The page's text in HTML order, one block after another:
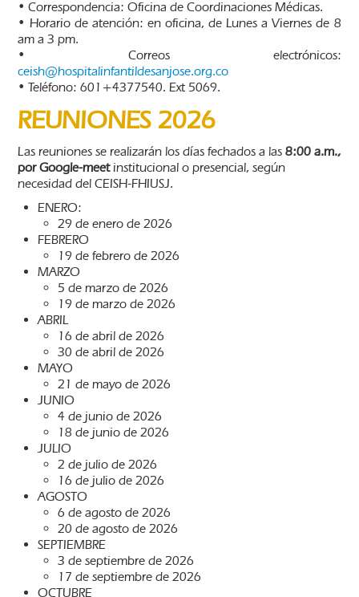
• Correspondencia: Oficina de Coordinaciones Médicas.
• Horario de atención: en oficina, de Lunes a Viernes de 8
am a 3 pm.
• Correos electrónicos:
ceish@hospitalinfantildesanjose.org.co
• Teléfono: 601+4377540. Ext 5069.
REUNIONES 2026
Las reuniones se realizarán los días fechados a las 8:00 a.m.,
por Google-meetinstitucional o presencial, según
necesidad del CEISH-FHIUSJ.
ENERO:
29 de enero de 2026
FEBRERO
19 de febrero de 2026
MARZO
5 de marzo de 2026
19 de marzo de 2026
ABRIL
16 de abril de 2026
30 de abril de 2026
MAYO
21 de mayo de 2026
JUNIO
4 de junio de 2026
18 de junio de 2026
JULIO
2 de julio de 2026
16 de julio de 2026
AGOSTO
6 de agosto de 2026
20 de agosto de 2026
SEPTIEMBRE
3 de septiembre de 2026
17 de septiembre de 2026
OCTUBRE